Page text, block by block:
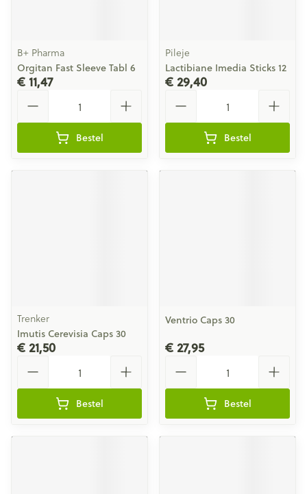
B+ Pharma
Orgitan Fast Sleeve Tabl 6
€ 11,47
Bestel
Pileje
Lactibiane Imedia Sticks 12
€ 29,40
Bestel
Trenker
Imutis Cerevisia Caps 30
€ 21,50
Bestel
Ventrio Caps 30
€ 27,95
Bestel